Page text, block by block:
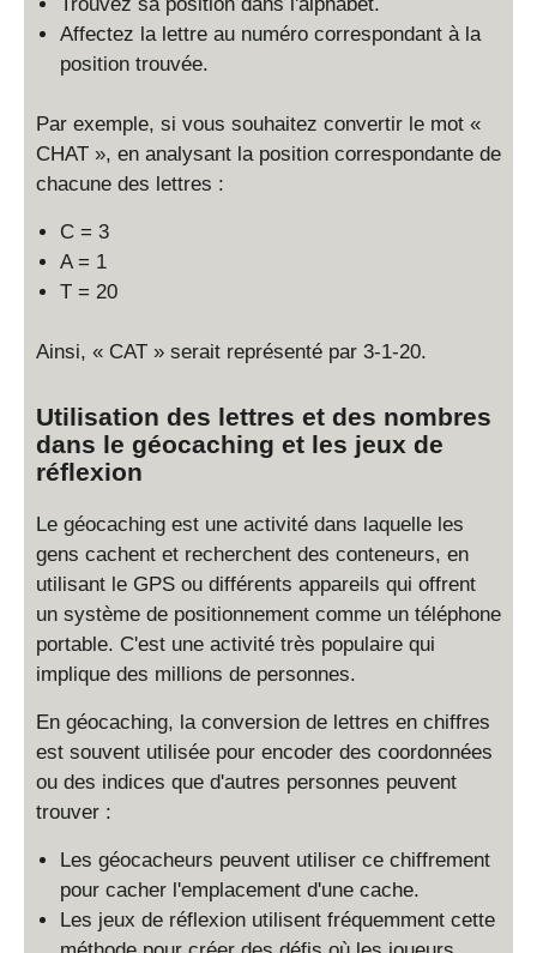
Trouvez sa position dans l'alphabet.
Affectez la lettre au numéro correspondant à la
position trouvée.
Par exemple, si vous souhaitez convertir le mot «
CHAT », en analysant la position correspondante de
chacune des lettres :
C = 3
A = 1
T = 20
Ainsi, « CAT » serait représenté par 3-1-20.
Utilisation des lettres et des nombres
dans le géocaching et les jeux de
réflexion
Le géocaching est une activité dans laquelle les
gens cachent et recherchent des conteneurs, en
utilisant le GPS ou différents appareils qui offrent
un système de positionnement comme un téléphone
portable. C'est une activité très populaire qui
implique des millions de personnes.
En géocaching, la conversion de lettres en chiffres
est souvent utilisée pour encoder des coordonnées
ou des indices que d'autres personnes peuvent
trouver :
Les géocacheurs peuvent utiliser ce chiffrement
pour cacher l'emplacement d'une cache.
Les jeux de réflexion utilisent fréquemment cette